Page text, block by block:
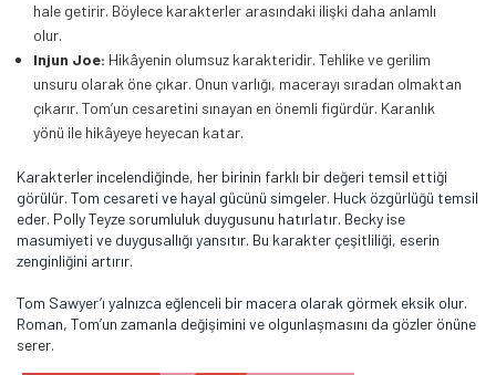
hale getirir. Böylece karakterler arasındaki ilişki daha anlamlı
olur.
Injun Joe: Hikâyenin olumsuz karakteridir. Tehlike ve gerilim
unsuru olarak öne çıkar. Onun varlığı, macerayı sıradan olmaktan
çıkarır. Tom’un cesaretini sınayan en önemli figürdür. Karanlık
yönü ile hikâyeye heyecan katar.
Karakterler incelendiğinde, her birinin farklı bir değeri temsil ettiği
görülür. Tom cesareti ve hayal gücünü simgeler. Huck özgürlüğü temsil
eder. Polly Teyze sorumluluk duygusunu hatırlatır. Becky ise
masumiyeti ve duygusallığı yansıtır. Bu karakter çeşitliliği, eserin
zenginliğini artırır.
Tom Sawyer’ı yalnızca eğlenceli bir macera olarak görmek eksik olur.
Roman, Tom’un zamanla değişimini ve olgunlaşmasını da gözler önüne
serer.